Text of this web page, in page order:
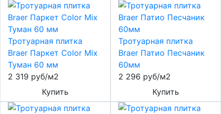
Тротуарная плитка
Braer Паркет Color Mix
Туман 60 мм
2 319 руб/м2
Купить
Тротуарная плитка
Braer Патио Песчаник
60мм
2 296 руб/м2
Купить